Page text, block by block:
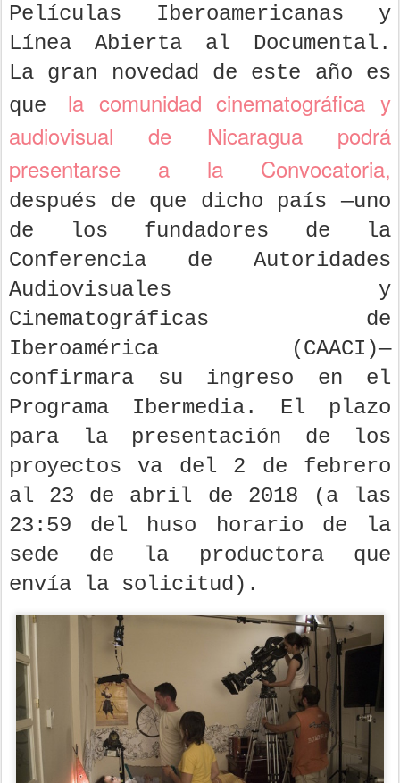
Películas Iberoamericanas y
Línea Abierta al Documental.
La gran novedad de este año es
que la comunidad cinematográfica y
audiovisual de Nicaragua podrá
presentarse a la Convocatoria,
después de que dicho país —uno
de los fundadores de la
Conferencia de Autoridades
Audiovisuales y
Cinematográficas de
Iberoamérica (CAACI)—
confirmara su ingreso en el
Programa Ibermedia. El plazo
para la presentación de los
proyectos va del 2 de febrero
al 23 de abril de 2018 (a las
23:59 del huso horario de la
sede de la productora que
envía la solicitud).